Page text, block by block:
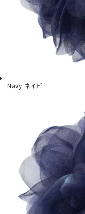
Navy ネイビー